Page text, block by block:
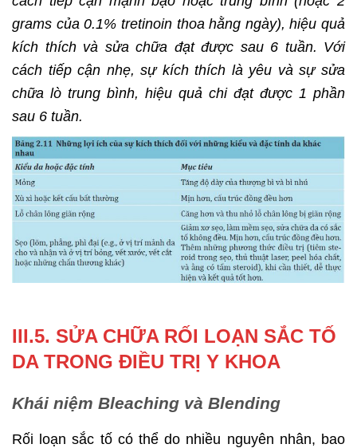
grams của 0.1% tretinoin thoa hằng ngày), hiệu quả
kích thích và sửa chữa đạt được sau 6 tuần. Với
cách tiếp cận nhẹ, sự kích thích là yêu và sự sửa
chữa lò trung bình, hiệu quả chi đạt được 1 phần
sau 6 tuần.
III.5. SỬA CHỮA RỐI LOẠN SẮC TỐ
DA TRONG ĐIỀU TRỊ Y KHOA
Khái niệm Bleaching và Blending
Rối loạn sắc tố có thể do nhiều nguyên nhân, bao